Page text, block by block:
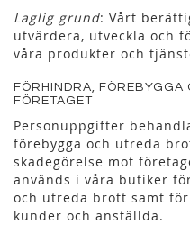
Laglig grund: Vårt
utvärdera, utveckla och
våra produkter och
FÖRHINDRA, FÖREBYGGA
FÖRETAGET
Personuppgifter
förebygga och utreda
skadegörelse mot
används i våra butiker
och utreda brott samt
kunder och anställda.